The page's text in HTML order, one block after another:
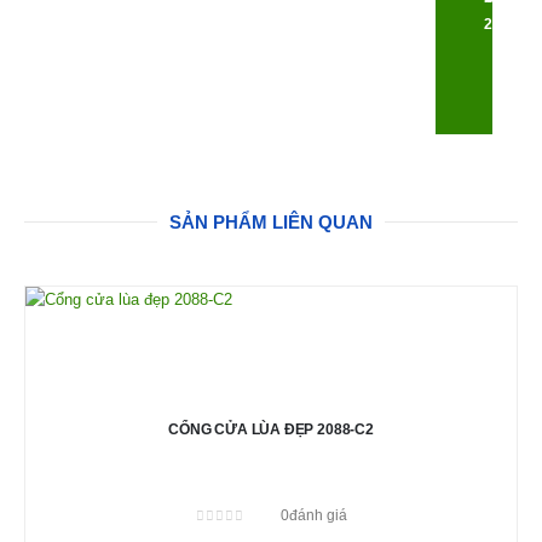
24/7
SẢN PHẨM LIÊN QUAN
CỔNG CỬA LÙA ĐẸP 2088-C2
0đánh giá